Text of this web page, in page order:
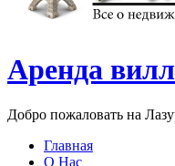
Аренда
Добро пожаловать на
Главная
О Нас